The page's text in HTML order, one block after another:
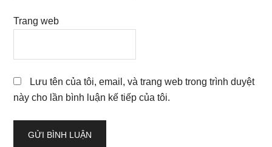
Trang web
Lưu tên của tôi, email, và trang web trong trình duyệt
này cho lần bình luận kế tiếp của tôi.